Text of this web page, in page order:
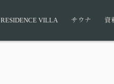
RESIDENCE VILLA サウナ 資